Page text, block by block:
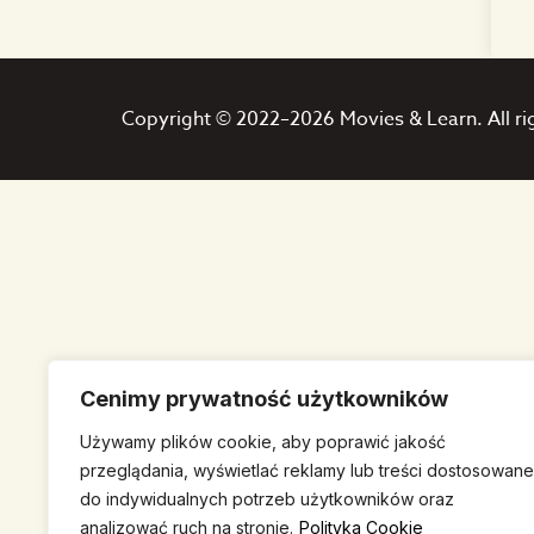
Cenimy prywatność użytkowników
Używamy plików cookie, aby poprawić jakość
przeglądania, wyświetlać reklamy lub treści dostosowane
do indywidualnych potrzeb użytkowników oraz
analizować ruch na stronie. Polityka Cookie
Copyright © 2022–2026 Movies & Learn. All